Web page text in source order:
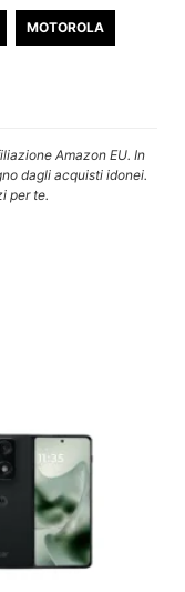
MOTOROLA
Amazon EU. In
dagli acquisti idonei.
per te.